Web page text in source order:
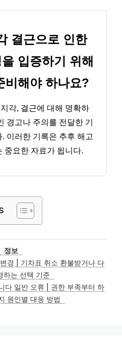
결근으로 인한
입증하기 위해
비해야 하나요?
각, 결근에 대해 명확하
경고나 주의를 전달한 기
이러한 기록은 추후 해고
중요한 자료가 됩니다.
카
테
고
리
정보
경 | 기차표 취소 환불받거나 다
하는 선택 기준
다 일반 오류 | 권한 부족부터 하
원인별 대응 방법